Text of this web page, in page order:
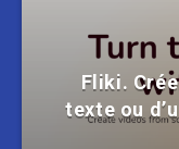
Fliki.
texte ou